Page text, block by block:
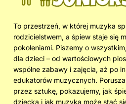
To przestrzeń, w której muzyka
rodzicielstwem, a śpiew staje się
pokoleniami. Piszemy o
dla dzieci – od wartościowych
wspólne zabawy i zajęcia, aż po
edukatorów muzycznych.
przez sztukę, pokazujemy, jak
dziecka i jak muzyka może stać